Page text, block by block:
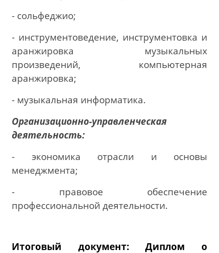
- сольфеджио;
- инструментоведение, инструментовка и
аранжировка музыкальных
произведений, компьютерная
аранжировка;
- музыкальная информатика.
Организационно-управленческая
деятельность:
- экономика отрасли и основы
менеджмента;
- правовое обеспечение
профессиональной деятельности.
Итоговый документ: Диплом о